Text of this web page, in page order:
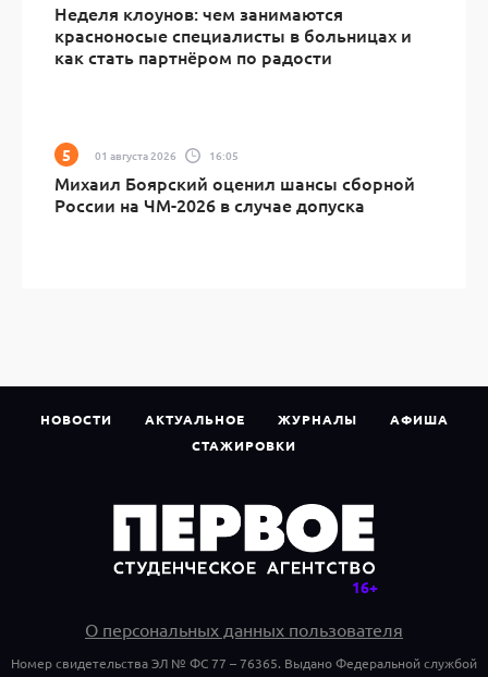
Неделя клоунов: чем занимаются
красноносые специалисты в больницах и
как стать партнёром по радости
01 августа 2026 16:05
Михаил Боярский оценил шансы сборной
России на ЧМ-2026 в случае допуска
НОВОСТИ АКТУАЛЬНОЕ ЖУРНАЛЫ
АФИША
СТАЖИРОВКИ
О персональных данных пользователя
Номер свидетельства ЭЛ № ФС 77 – 76365. Выдано Федеральной службой